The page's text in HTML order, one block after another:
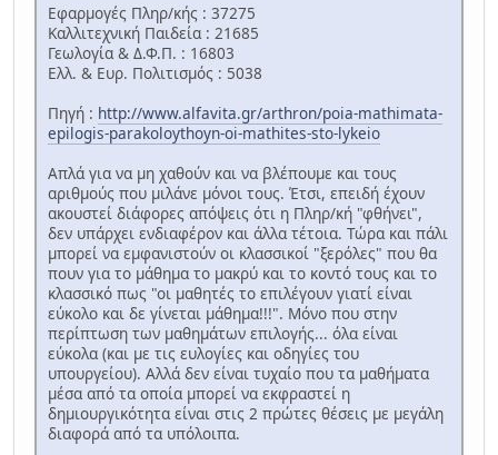
Εφαρμογές Πληρ/κής : 37275
Καλλιτεχνική Παιδεία : 21685
Γεωλογία & Δ.Φ.Π. : 16803
Ελλ. & Ευρ. Πολιτισμός : 5038
Πηγή : http://www.alfavita.gr/arthron/poia-mathimata-
epilogis-parakoloythoyn-oi-mathites-sto-lykeio
Απλά για να μη χαθούν και να βλέπουμε και τους
αριθμούς που μιλάνε μόνοι τους. Έτσι, επειδή έχουν
ακουστεί διάφορες απόψεις ότι η Πληρ/κή "φθήνει",
δεν υπάρχει ενδιαφέρον και άλλα τέτοια. Τώρα και πάλι
μπορεί να εμφανιστούν οι κλασσικοί "ξερόλες" που θα
πουν για το μάθημα το μακρύ και το κοντό τους και το
κλασσικό πως "οι μαθητές το επιλέγουν γιατί είναι
εύκολο και δε γίνεται μάθημα!!!". Μόνο που στην
περίπτωση των μαθημάτων επιλογής... όλα είναι
εύκολα (και με τις ευλογίες και οδηγίες του
υπουργείου). Αλλά δεν είναι τυχαίο που τα μαθήματα
μέσα από τα οποία μπορεί να εκφραστεί η
δημιουργικότητα είναι στις 2 πρώτες θέσεις με μεγάλη
διαφορά από τα υπόλοιπα.